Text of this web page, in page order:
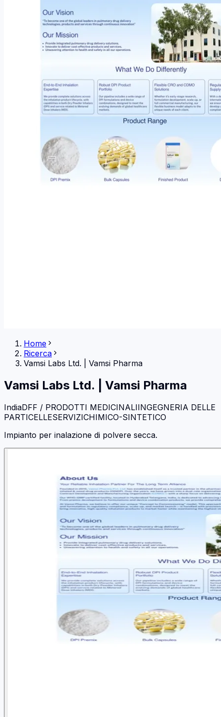
Home
Ricerca
Vamsi Labs Ltd.
Vamsi Pharma
Vamsi Labs Ltd. Vamsi Pharma
IndiaDFF / PRODOTTI MEDICINALIINGEGNERIA DELLE
PARTICELLESERVIZICHIMICO-SINTETICO
Impianto per inalazione di polvere secca.